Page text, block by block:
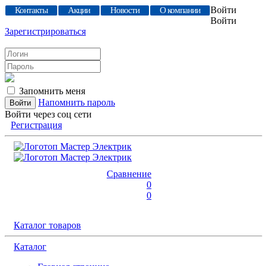
Контакты Акции Новости О компании
Войти
Войти
Зарегистрироваться
Запомнить меня
Напомнить пароль
Войти через соц сети
Регистрация
Сравнение
0
0
Каталог товаров
Каталог